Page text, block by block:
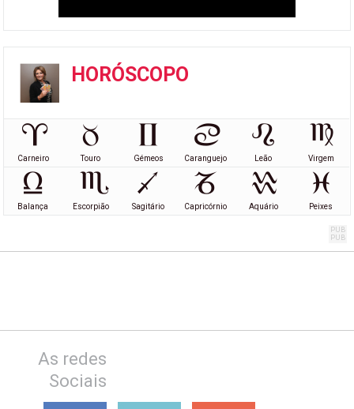
HORÓSCOPO
Carneiro Touro Gémeos Caranguejo Leão Virgem
Balança Escorpião Sagitário Capricórnio Aquário Peixes
As redes
Sociais